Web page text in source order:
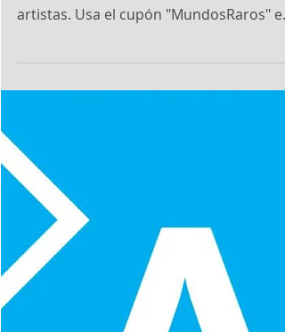
La colección incluye libros de Joaquín